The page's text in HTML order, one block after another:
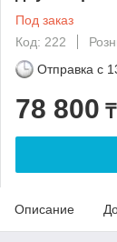
Под заказ
Код: 222
Отправка с
78 800 ₸
Описание